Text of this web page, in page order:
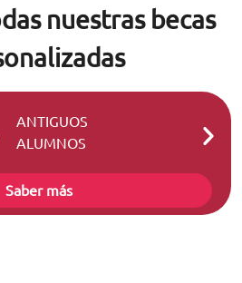
nuestras becas
ANTIGUOS
ALUMNOS
-
Saber más